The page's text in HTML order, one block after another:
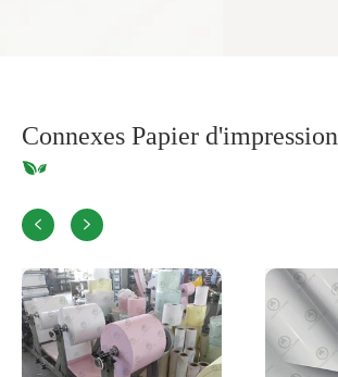
Connexes Papier d'impression
 